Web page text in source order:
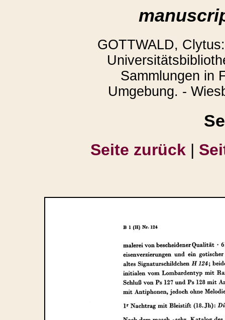
GOTTWALD,
Sammlungen in
Umgebung. -
Seite zurück |